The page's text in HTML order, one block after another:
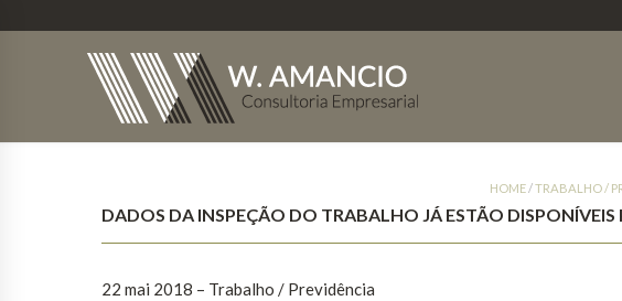
HOME/TRABALHO /
DADOS DA INSPEÇÃO DO TRABALHO JÁ ESTÃO
22 mai 2018 – Trabalho / Previdência